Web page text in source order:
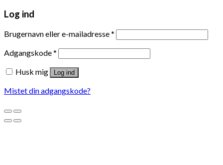
Log ind
Brugernavn eller e-mailadresse*
Adgangskode*
Husk mig
Log ind
Mistet din adgangskode?